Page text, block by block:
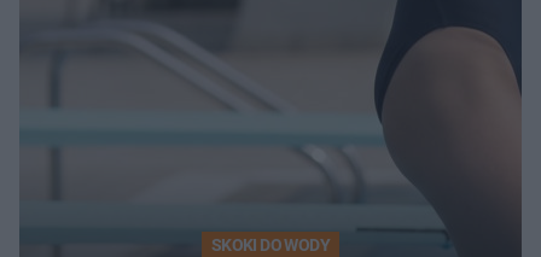
SKOKI DO WODY